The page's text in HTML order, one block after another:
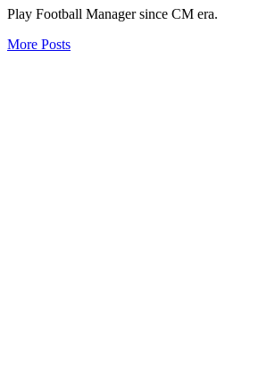
Play Football Manager since CM era.
More Posts